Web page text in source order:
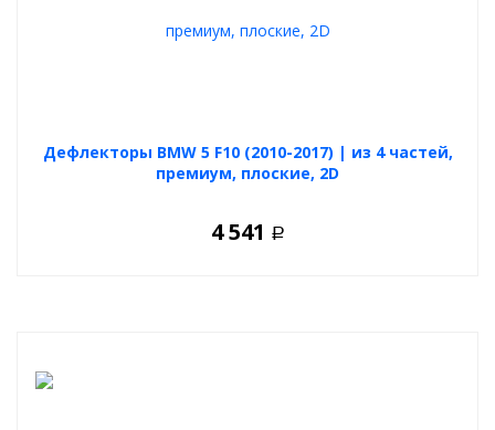
Дефлекторы BMW 5 F10 (2010-2017) | из 4 частей,
премиум, плоские, 2D
4 541 Р